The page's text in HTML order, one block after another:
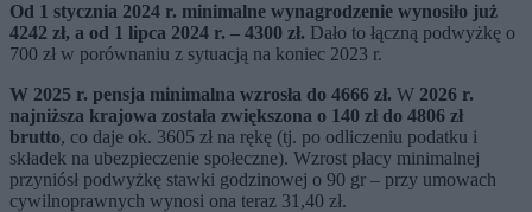
Od 1 stycznia 2024 r. minimalne wynagrodzenie wynosiło już
4242 zł, a od 1 lipca 2024 r. – 4300 zł. Dało to łączną podwyżkę o
700 zł w porównaniu z sytuacją na koniec 2023 r.
W 2025 r. pensja minimalna wzrosła do 4666 zł. W 2026 r.
najniższa krajowa została zwiększona o 140 zł do 4806 zł
brutto, co daje ok. 3605 zł na rękę (tj. po odliczeniu podatku i
składek na ubezpieczenie społeczne). Wzrost płacy minimalnej
przyniósł podwyżkę stawki godzinowej o 90 gr – przy umowach
cywilnoprawnych wynosi ona teraz 31,40 zł.